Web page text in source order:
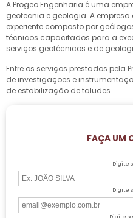
A Progeo Engenharia é uma
geotecnia e geologia. A
experiente composto por
técnicos capacitados para a
serviços geotécnicos e de
Entre os serviços prestados pela
de investigações e
de estabilização de taludes.
FAÇA UM
Digite
Digite